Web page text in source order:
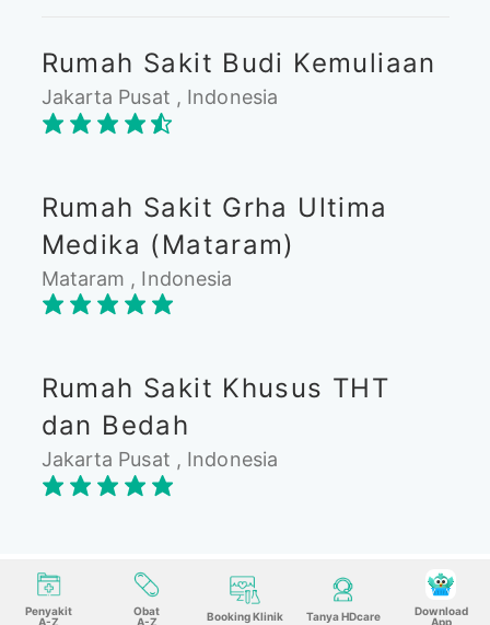
Rumah Sakit Budi Kemuliaan
Jakarta Pusat , Indonesia
Rumah Sakit Grha Ultima
Medika (Mataram)
Mataram , Indonesia
Rumah Sakit Khusus THT
dan Bedah
Jakarta Pusat , Indonesia
Penyakit
A-Z
Obat
A-Z
Booking Klinik Tanya HDcare
Download
App